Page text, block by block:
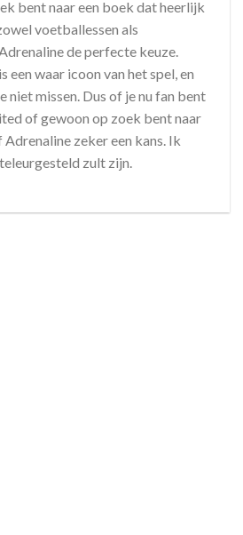
bent naar een boek dat heerlijk
voetballessen als
de perfecte keuze.
een waar icoon van het spel, en
niet missen. Dus of je nu fan bent
of gewoon op zoek bent naar
zeker een kans. Ik
zult zijn.